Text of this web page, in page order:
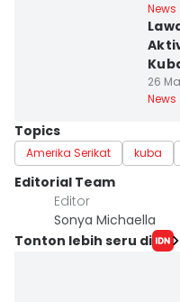
News
26
News
Topics
Amerika Serikat kuba
Editorial Team
Editor
Sonya Michaella
Tonton lebih seru di